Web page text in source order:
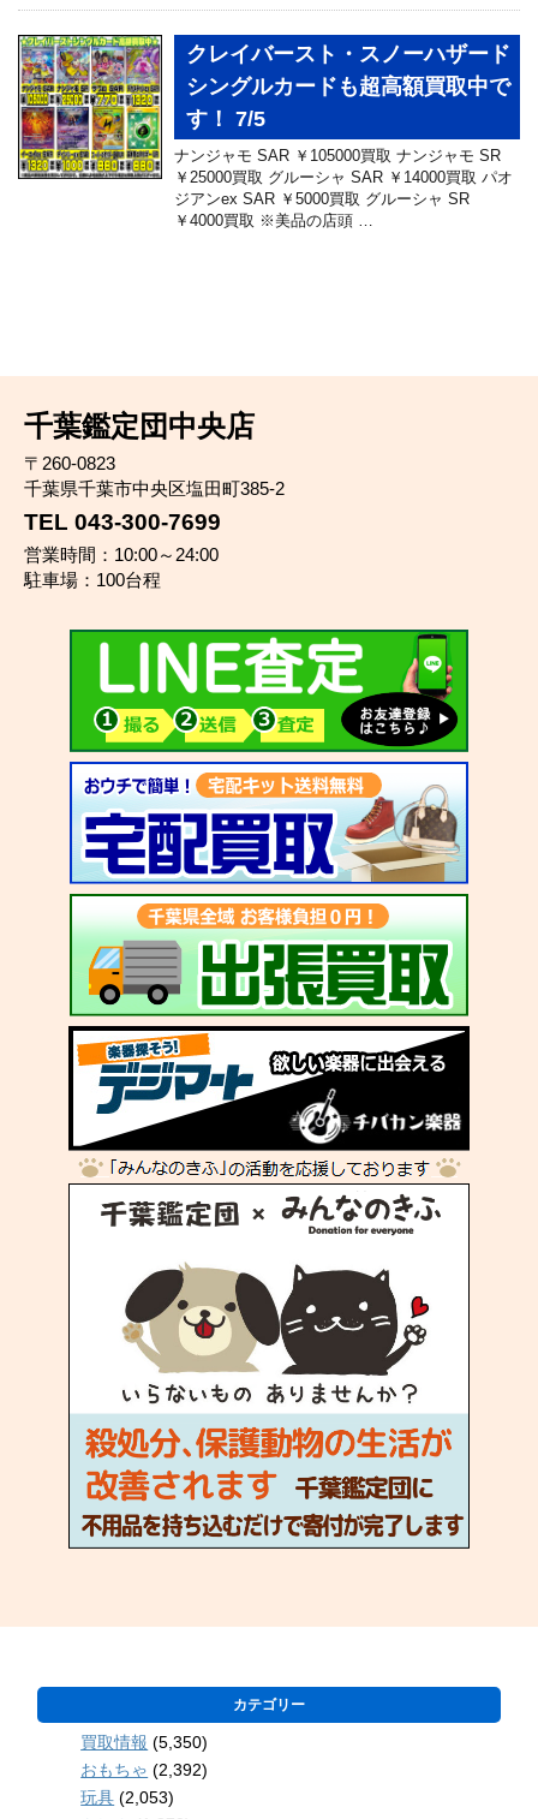
クレイバースト・スノーハザード
シングルカードも超高額買取中で
す！ 7/5
ナンジャモ SAR ￥105000買取 ナンジャモ SR
￥25000買取 グルーシャ SAR ￥14000買取 パオ
ジアンex SAR ￥5000買取 グルーシャ SR
￥4000買取 ※美品の店頭 …
千葉鑑定団中央店
〒260-0823
千葉県千葉市中央区塩田町385-2
TEL 043-300-7699
営業時間：10:00～24:00
駐車場：100台程
カテゴリー
買取情報 (5,350)
おもちゃ (2,392)
玩具 (2,053)